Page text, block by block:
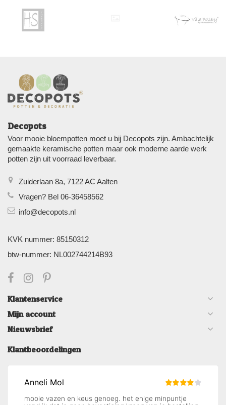
Decopots
Voor mooie bloempotten moet u bij Decopots zijn. Ambachtelijk
gemaakte keramische potten maar ook moderne aarde werk
potten zijn uit voorraad leverbaar.
Zuiderlaan 8a, 7122 AC Aalten
Vragen? Bel 06-36458562
info@decopots.nl
KVK nummer: 85150312
btw-nummer: NL002744214B93
Klantenservice
Mijn account
Nieuwsbrief
Klantbeoordelingen